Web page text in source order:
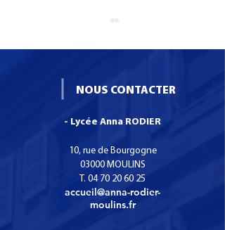
Certificat de
Spécialisation Services
Numériques aux
organisations.
NOUS CONTACTER
- Lycée Anna RODIER
10, rue de Bourgogne
03000 MOULINS
T. 04 70 20 60 25
accueil@anna-rodier-
moulins.fr